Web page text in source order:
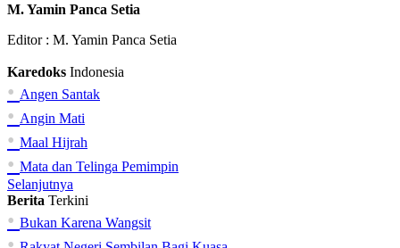
M. Yamin Panca Setia
Editor : M. Yamin Panca Setia
Karedoks Indonesia
• Angen Santak
• Angin Mati
• Maal Hijrah
• Mata dan Telinga Pemimpin
Selanjutnya
Berita Terkini
• Bukan Karena Wangsit